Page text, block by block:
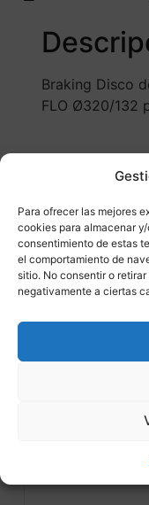
Para ofrecer las mejores
cookies para almacenar
consentimiento de estas
el comportamiento de
sitio. No consentir o
negativamente a ciertas
Braking Disco
FLO Ø320/132